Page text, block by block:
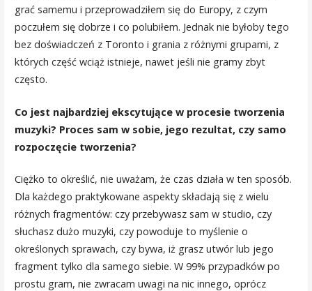
grać samemu i przeprowadziłem się do Europy, z czym
poczułem się dobrze i co polubiłem. Jednak nie byłoby tego
bez doświadczeń z Toronto i grania z różnymi grupami, z
których część wciąż istnieje, nawet jeśli nie gramy zbyt
często.
Co jest najbardziej ekscytujące w procesie tworzenia
muzyki? Proces sam w sobie, jego rezultat, czy samo
rozpoczęcie tworzenia?
Ciężko to określić, nie uważam, że czas działa w ten sposób.
Dla każdego praktykowane aspekty składają się z wielu
różnych fragmentów: czy przebywasz sam w studio, czy
słuchasz dużo muzyki, czy powoduje to myślenie o
określonych sprawach, czy bywa, iż grasz utwór lub jego
fragment tylko dla samego siebie. W 99% przypadków po
prostu gram, nie zwracam uwagi na nic innego, oprócz